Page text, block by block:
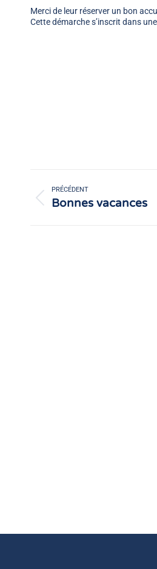
Merci de leur réserver un bon
Cette démarche s’inscrit dans
articlePRÉCÉDENT
Article
Bonnes vacances